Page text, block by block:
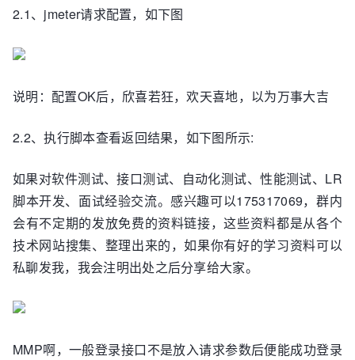
2.1、jmeter请求配置，如下图
说明：配置OK后，欣喜若狂，欢天喜地，以为万事大吉
2.2、执行脚本查看返回结果，如下图所示:
如果对软件测试、接口测试、自动化测试、性能测试、LR
脚本开发、面试经验交流。感兴趣可以175317069，群内
会有不定期的发放免费的资料链接，这些资料都是从各个
技术网站搜集、整理出来的，如果你有好的学习资料可以
私聊发我，我会注明出处之后分享给大家。
MMP啊，一般登录接口不是放入请求参数后便能成功登录